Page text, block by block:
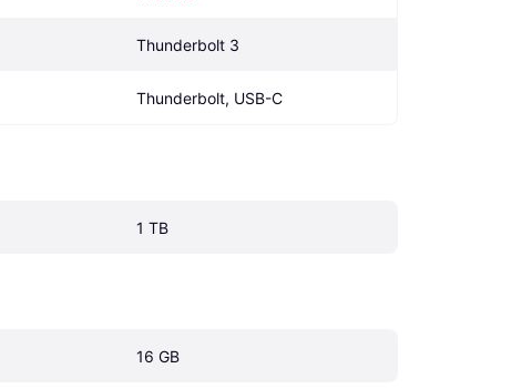
Thunderbolt 3
Thunderbolt, USB-C
1 TB
16 GB